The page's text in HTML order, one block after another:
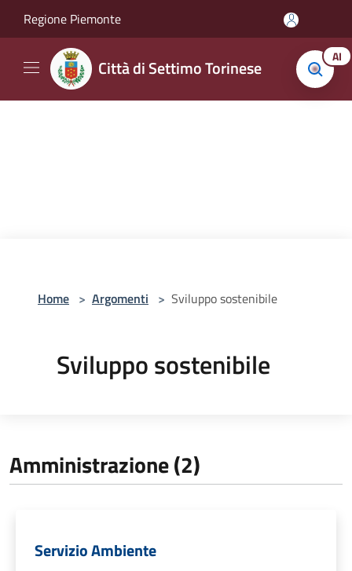
Regione Piemonte
Città di Settimo Torinese AI
Home > Argomenti > Sviluppo sostenibile
Sviluppo sostenibile
Amministrazione (2)
Servizio Ambiente